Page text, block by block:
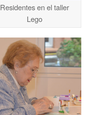
Residentes en el taller
Lego